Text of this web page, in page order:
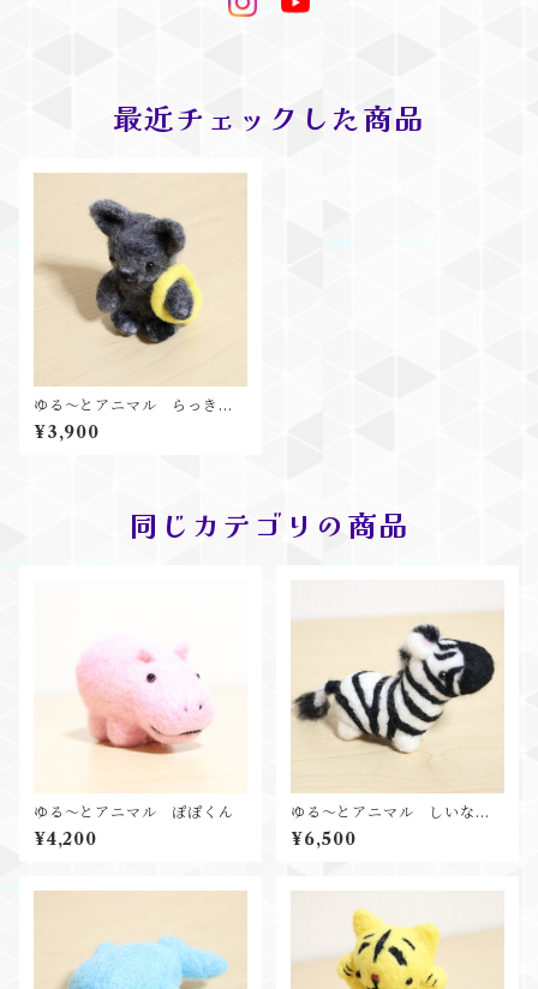
最近チェックした商品
ゆる～とアニマル らっきー
くん
¥3,900
同じカテゴリの商品
ゆる～とアニマル ぽぽくん
¥4,200
ゆる～とアニマル しいなち
ゃん
¥6,500